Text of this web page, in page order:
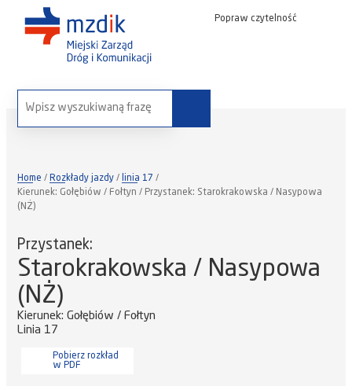
Popraw czytelność
wyszukaj na stronie:
Home Rozkłady jazdy
linia 17
Kierunek: Gołębiów / Fołtyn / Przystanek: Starokrakowska / Nasypowa
(NŻ)
Przystanek:
Starokrakowska / Nasypowa
(NŻ)
Kierunek: Gołębiów / Fołtyn
Linia 17
Pobierz rozkład
w PDF